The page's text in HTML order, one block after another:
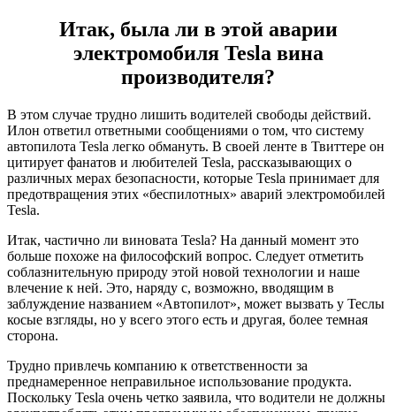
Итак, была ли в этой аварии
электромобиля Tesla вина
производителя?
В этом случае трудно лишить водителей свободы действий.
Илон ответил ответными сообщениями о том, что систему
автопилота Tesla легко обмануть. В своей ленте в Твиттере он
цитирует фанатов и любителей Tesla, рассказывающих о
различных мерах безопасности, которые Tesla принимает для
предотвращения этих «беспилотных» аварий электромобилей
Tesla.
Итак, частично ли виновата Tesla? На данный момент это
больше похоже на философский вопрос. Следует отметить
соблазнительную природу этой новой технологии и наше
влечение к ней. Это, наряду с, возможно, вводящим в
заблуждение названием «Автопилот», может вызвать у Теслы
косые взгляды, но у всего этого есть и другая, более темная
сторона.
Трудно привлечь компанию к ответственности за
преднамеренное неправильное использование продукта.
Поскольку Tesla очень четко заявила, что водители не должны